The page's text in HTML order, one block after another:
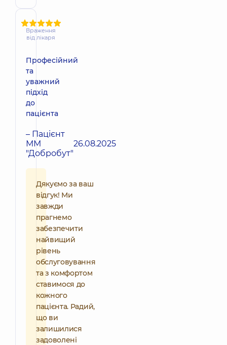
Враження
від лікаря
Професійний
та
уважний
підхід
до
пацієнта
– Пацієнт
ММ
"Добробут"
26.08.2025
Дякуємо за ваш
відгук! Ми
завжди
прагнемо
забезпечити
найвищий
рівень
обслуговування
та з комфортом
ставимося до
кожного
пацієнта. Радий,
що ви
залишилися
задоволені